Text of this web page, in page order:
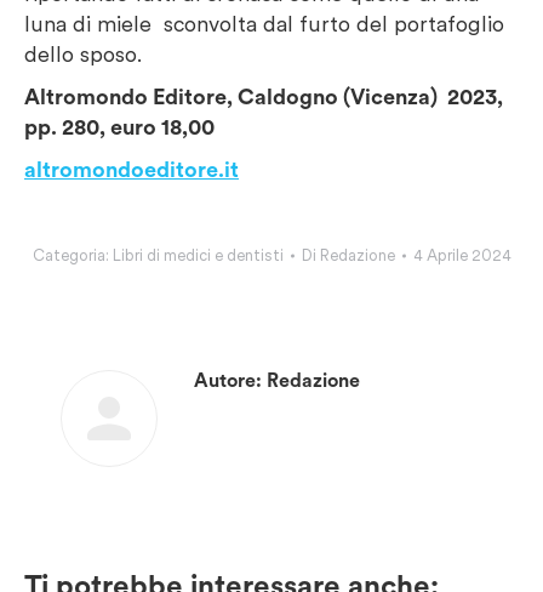
luna di miele sconvolta dal furto del portafoglio
dello sposo.
Altromondo Editore, Caldogno (Vicenza) 2023,
pp. 280, euro 18,00
altromondoeditore.it
Categoria: Libri di medici e dentisti Di Redazione 4 Aprile 2024
Autore: Redazione